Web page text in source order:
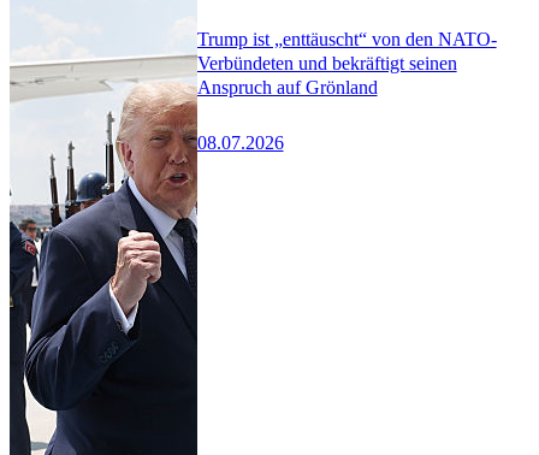
Trump ist „enttäuscht“ von den NATO-
Verbündeten und bekräftigt seinen
Anspruch auf Grönland
08.07.2026